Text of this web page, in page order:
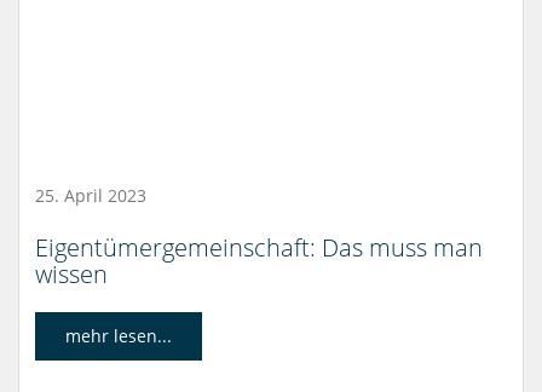
25. April 2023
Eigentümergemeinschaft: Das muss man
wissen
mehr lesen...